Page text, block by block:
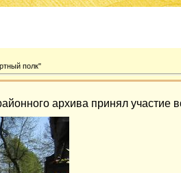
полк"
архива принял участие